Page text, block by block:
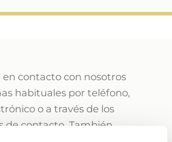
en contacto con nosotros
habituales por teléfono,
o a través de los
de contacto. También